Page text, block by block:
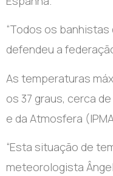
“Todos os
defendeu a
As temperaturas
os 37 graus, cerca
e da Atmosfera
“Esta situação de
meteorologista